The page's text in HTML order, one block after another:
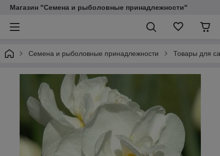
Магазин "Семена и рыболовные принадлежности"
Семена и рыболовные принадлежности Товары для